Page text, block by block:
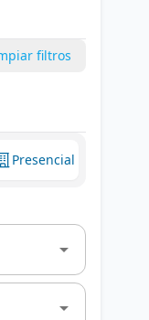
filtros
Presencial
arrow_drop_down
arrow_drop_down